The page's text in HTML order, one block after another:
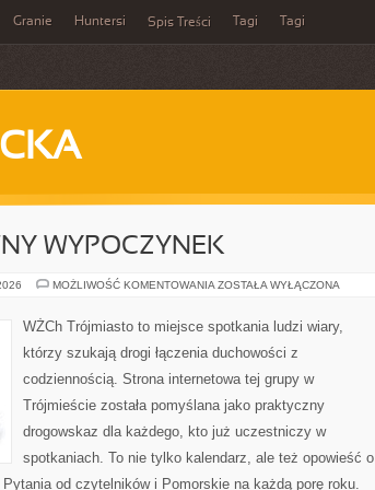
Granie Huntersi Spis Treści Tagi Tagi
WYPOCZYNEK
MOŻLIWOŚĆ KOMENTOWANIA ROWERY
WYPOCZYNEK
ZOSTAŁA WYŁĄCZONA
WŻCh Trójmiasto to miejsce spotkania ludzi wiary,
którzy szukają drogi łączenia duchowości z
codziennością. Strona internetowa tej grupy w
Trójmieście została pomyślana jako praktyczny
drogowskaz dla każdego, kto już uczestniczy w
spotkaniach. To nie tylko kalendarz, ale też opowieść o
od czytelników i Pomorskie na każdą porę roku.